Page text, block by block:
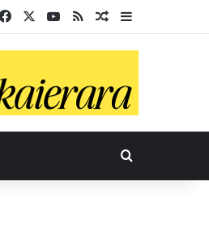
Facebook YouTube
RSS Ausazko
Bilatu